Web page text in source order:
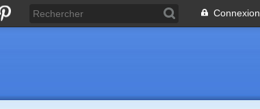
Connexion